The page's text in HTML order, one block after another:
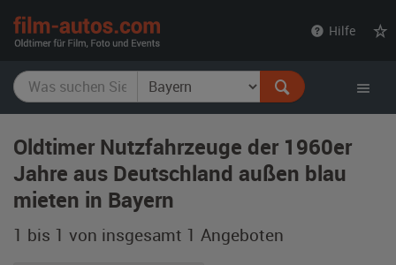
Hilfe
Oldtimer Nutzfahrzeuge der 1960er
Jahre aus Deutschland außen blau
mieten in Bayern
1 bis 1 von insgesamt 1 Angeboten